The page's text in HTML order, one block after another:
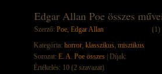
Edgar Allan Poe összes
Szerző: Poe, Edgar Allan (1)
Kategória: horror, klasszikus, misztikus
Sorozat: E. A. Poe összes| Díjak:
Értékelés: 10 (2 szavazat)